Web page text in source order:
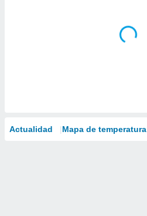
Actualidad Mapa de temperatura